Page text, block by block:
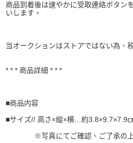
商品到着後は速やかに受取連絡ボタン
いします。
当オークションはストアではない為、
* * * 商品詳細 * * *
■商品内容
■サイズ// 高さ×縦×横…約3.8×9.7×7.9
※写真にてご確認、ご了承の上